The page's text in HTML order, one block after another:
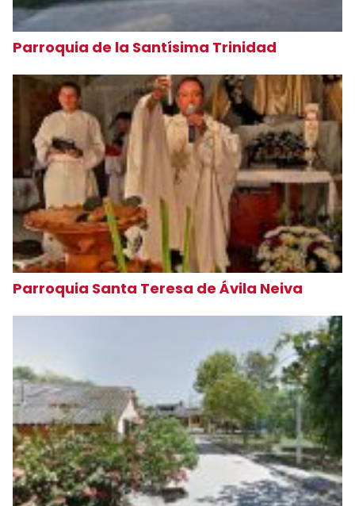
Parroquia de la Santísima Trinidad
Parroquia Santa Teresa de Ávila Neiva